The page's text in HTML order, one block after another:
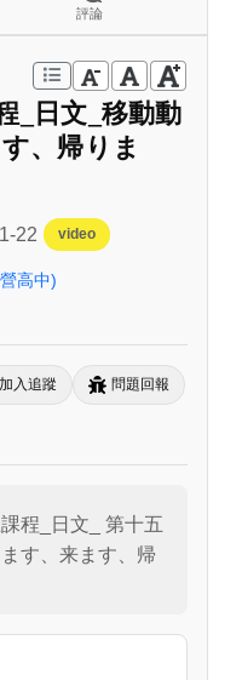
評論
_日文_移動動
、帰りま
22
video
高中)
加入追蹤 問題回報
程_日文_ 第十五
す、来ます、帰